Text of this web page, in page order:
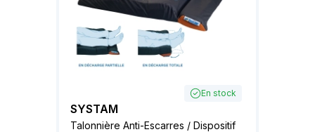
En stock
SYSTAM
Talonnière Anti-Escarres / Dispositif